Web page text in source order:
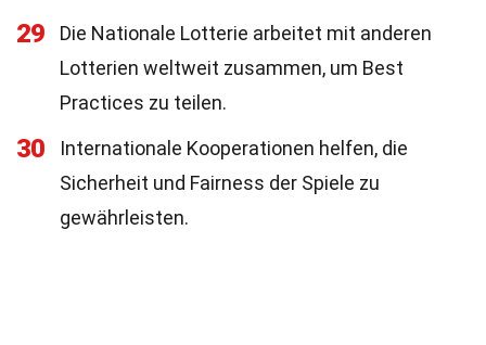
29
Die Nationale Lotterie arbeitet mit anderen
Lotterien weltweit zusammen, um Best
Practices zu teilen.
30
Internationale Kooperationen helfen, die
Sicherheit und Fairness der Spiele zu
gewährleisten.